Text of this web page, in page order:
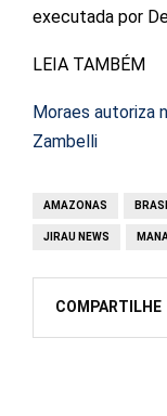
executada por
LEIA TAMBÉM
Moraes autoriza
Zambelli
AMAZONAS
JIRAU NEWS
COMPARTILHE